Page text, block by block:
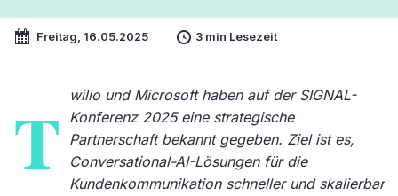
Freitag, 16.05.2025 3 min Lesezeit
T
wilio und Microsoft haben auf der SIGNAL-
Konferenz 2025 eine strategische
Partnerschaft bekannt gegeben. Ziel ist es,
Conversational-AI-Lösungen für die
Kundenkommunikation schneller und skalierbar